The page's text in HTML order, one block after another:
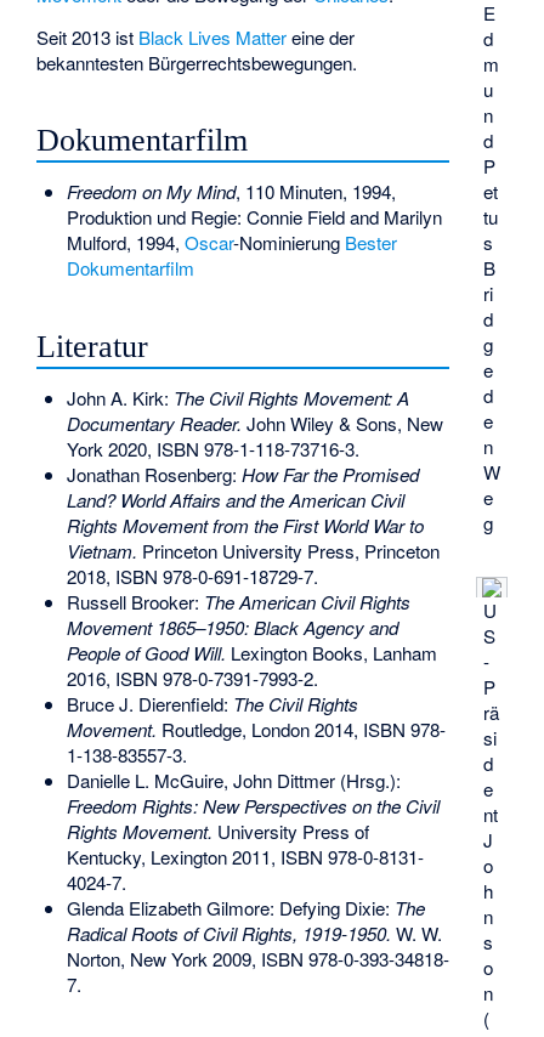
E
d
m
u
n
d
P
et
tu
s
B
ri
d
g
e
d
e
n
W
e
g
U
S
-
P
rä
si
d
e
nt
J
o
h
n
s
o
n
(
Seit 2013 ist Black Lives Mattereine der
bekanntesten Bürgerrechtsbewegungen.
Dokumentarfilm
Freedom on My Mind, 110 Minuten, 1994,
Produktion und Regie: Connie Fieldand Marilyn
Mulford, 1994, Oscar-Nominierung Bester
Dokumentarfilm
Literatur
John A. Kirk: The Civil Rights Movement: A
Documentary Reader. John Wiley & Sons, New
York 2020, ISBN 978-1-118-73716-3.
Jonathan Rosenberg: How Far the Promised
Land? World Affairs and the American Civil
Rights Movement from the First World War to
Vietnam. Princeton University Press, Princeton
2018, ISBN 978-0-691-18729-7.
Russell Brooker: The American Civil Rights
Movement 1865–1950: Black Agency and
People of Good Will. Lexington Books, Lanham
2016, ISBN 978-0-7391-7993-2.
Bruce J. Dierenfield: The Civil Rights
Movement. Routledge, London 2014, ISBN 978-
1-138-83557-3.
Danielle L. McGuire, John Dittmer (Hrsg.):
Freedom Rights: New Perspectives on the Civil
Rights Movement. University Press of
Kentucky, Lexington 2011, ISBN 978-0-8131-
4024-7.
Glenda Elizabeth Gilmore: Defying Dixie: The
Radical Roots of Civil Rights, 1919-1950. W. W.
Norton, New York 2009, ISBN 978-0-393-34818-
7.